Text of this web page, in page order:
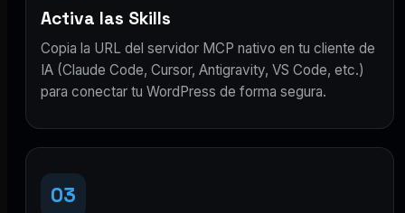
Activa las Skills
Copia la URL del servidor MCP nativo en tu cliente de
IA (Claude Code, Cursor, Antigravity, VS Code, etc.)
para conectar tu WordPress de forma segura.
03